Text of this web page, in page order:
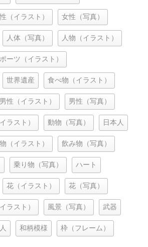
（イラスト） 女性（写真）
人体（写真） 人物（イラスト）
ーツ（イラスト）
世界遺産 食べ物（イラスト）
男性（イラスト） 男性（写真）
ラスト） 動物（写真） 日本人
（イラスト） 飲み物（写真）
乗り物（写真） ハート
花（イラスト） 花（写真）
ラスト） 風景（写真） 武器
和柄模様 枠（フレーム）